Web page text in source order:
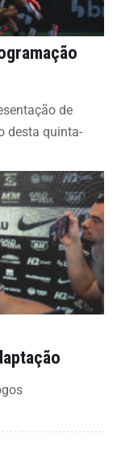
de
desta quinta-